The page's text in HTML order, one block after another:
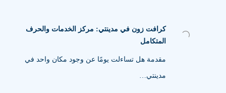
كرافت زون في مدينتي: مركز الخدمات والحرف
المتكامل
مقدمة هل تساءلت يومًا عن وجود مكان واحد في
مدينتي…